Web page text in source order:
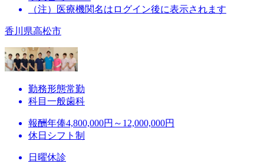
（注）医療機関名はログイン後に表示されます
香川県高松市
勤務形態常勤
科目 一般歯科
報酬年俸4,800,000円～12,000,000円
休日 シフト制
日曜休診